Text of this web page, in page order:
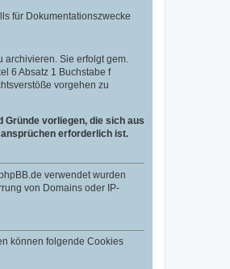
für Dokumentationszwecke
archivieren. Sie erfolgt gem.
6 Absatz 1 Buchstabe f
vorgehen zu
Gründe vorliegen, die sich aus
erforderlich ist.
verwendet wurden
von Domains oder IP-
können folgende Cookies